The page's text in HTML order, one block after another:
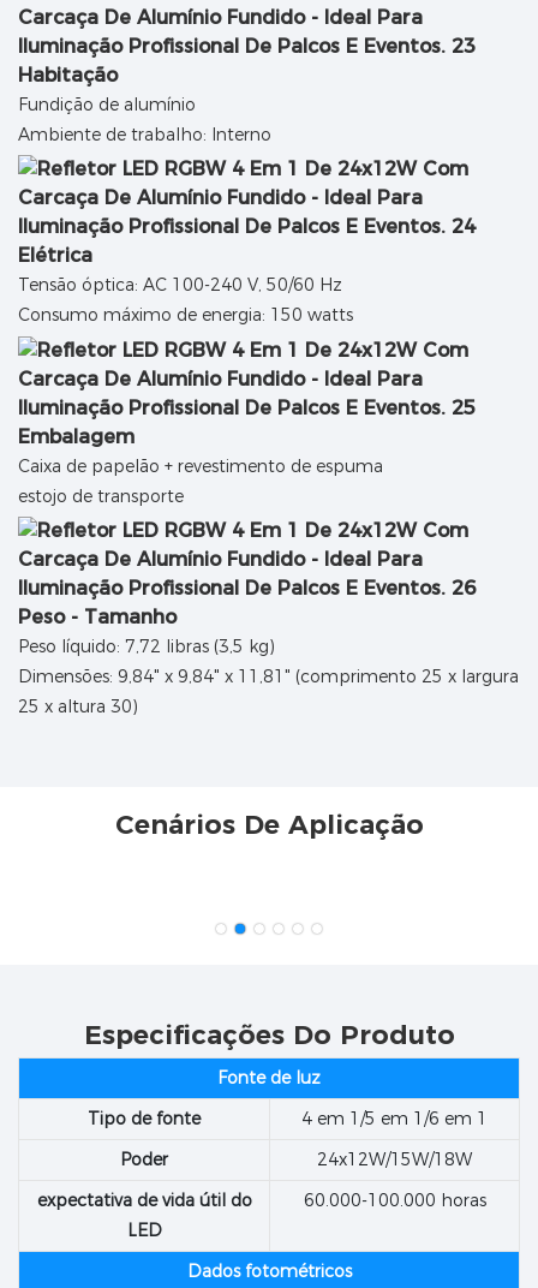
Habitação
Fundição de alumínio
Ambiente de trabalho: Interno
Elétrica
Tensão óptica: AC 100-240 V, 50/60 Hz
Consumo máximo de energia: 150 watts
Embalagem
Caixa de papelão + revestimento de espuma
estojo de transporte
Peso - Tamanho
Peso líquido: 7,72 libras (3,5 kg)
Dimensões: 9,84" x 9,84" x 11,81" (comprimento 25 x largura
25 x altura 30)
Cenários De Aplicação
Especificações Do Produto
Fonte de luz
Tipo de fonte
4 em 1/5 em 1/6 em 1
Poder
24x12W/15W/18W
expectativa de vida útil do
LED
60.000-100.000 horas
Dados fotométricos